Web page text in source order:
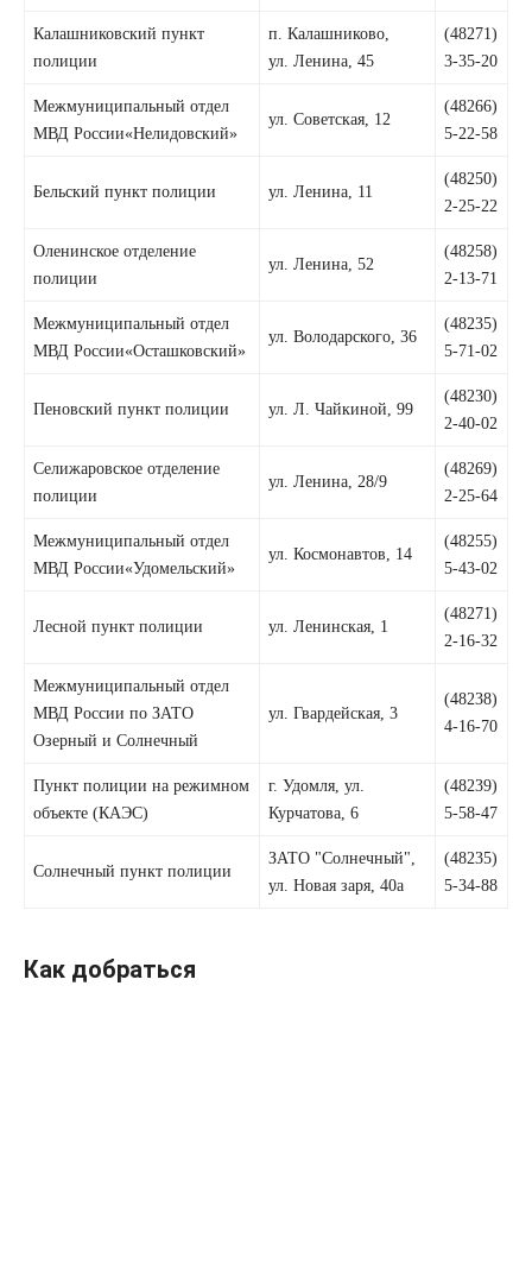
Калашниковский пункт
полиции
п. Калашниково,
ул. Ленина, 45
(48271)
3-35-20
Межмуниципальный отдел
МВД России«Нелидовский»
ул. Советская, 12
(48266)
5-22-58
Бельский пункт полиции ул. Ленина, 11
(48250)
2-25-22
Оленинское отделение
полиции
ул. Ленина, 52
(48258)
2-13-71
Межмуниципальный отдел
МВД России«Осташковский»
ул. Володарского, 36
(48235)
5-71-02
Пеновский пункт полиции ул. Л. Чайкиной, 99
(48230)
2-40-02
Селижаровское отделение
полиции
ул. Ленина, 28/9
(48269)
2-25-64
Межмуниципальный отдел
МВД России«Удомельский»
ул. Космонавтов, 14
(48255)
5-43-02
Лесной пункт полиции ул. Ленинская, 1
(48271)
2-16-32
Межмуниципальный отдел
МВД России по ЗАТО
Озерный и Солнечный
ул. Гвардейская, 3
(48238)
4-16-70
Пункт полиции на режимном
объекте (КАЭС)
г. Удомля, ул.
Курчатова, 6
(48239)
5-58-47
Солнечный пункт полиции
ЗАТО "Солнечный",
ул. Новая заря, 40а
(48235)
5-34-88
Как добраться